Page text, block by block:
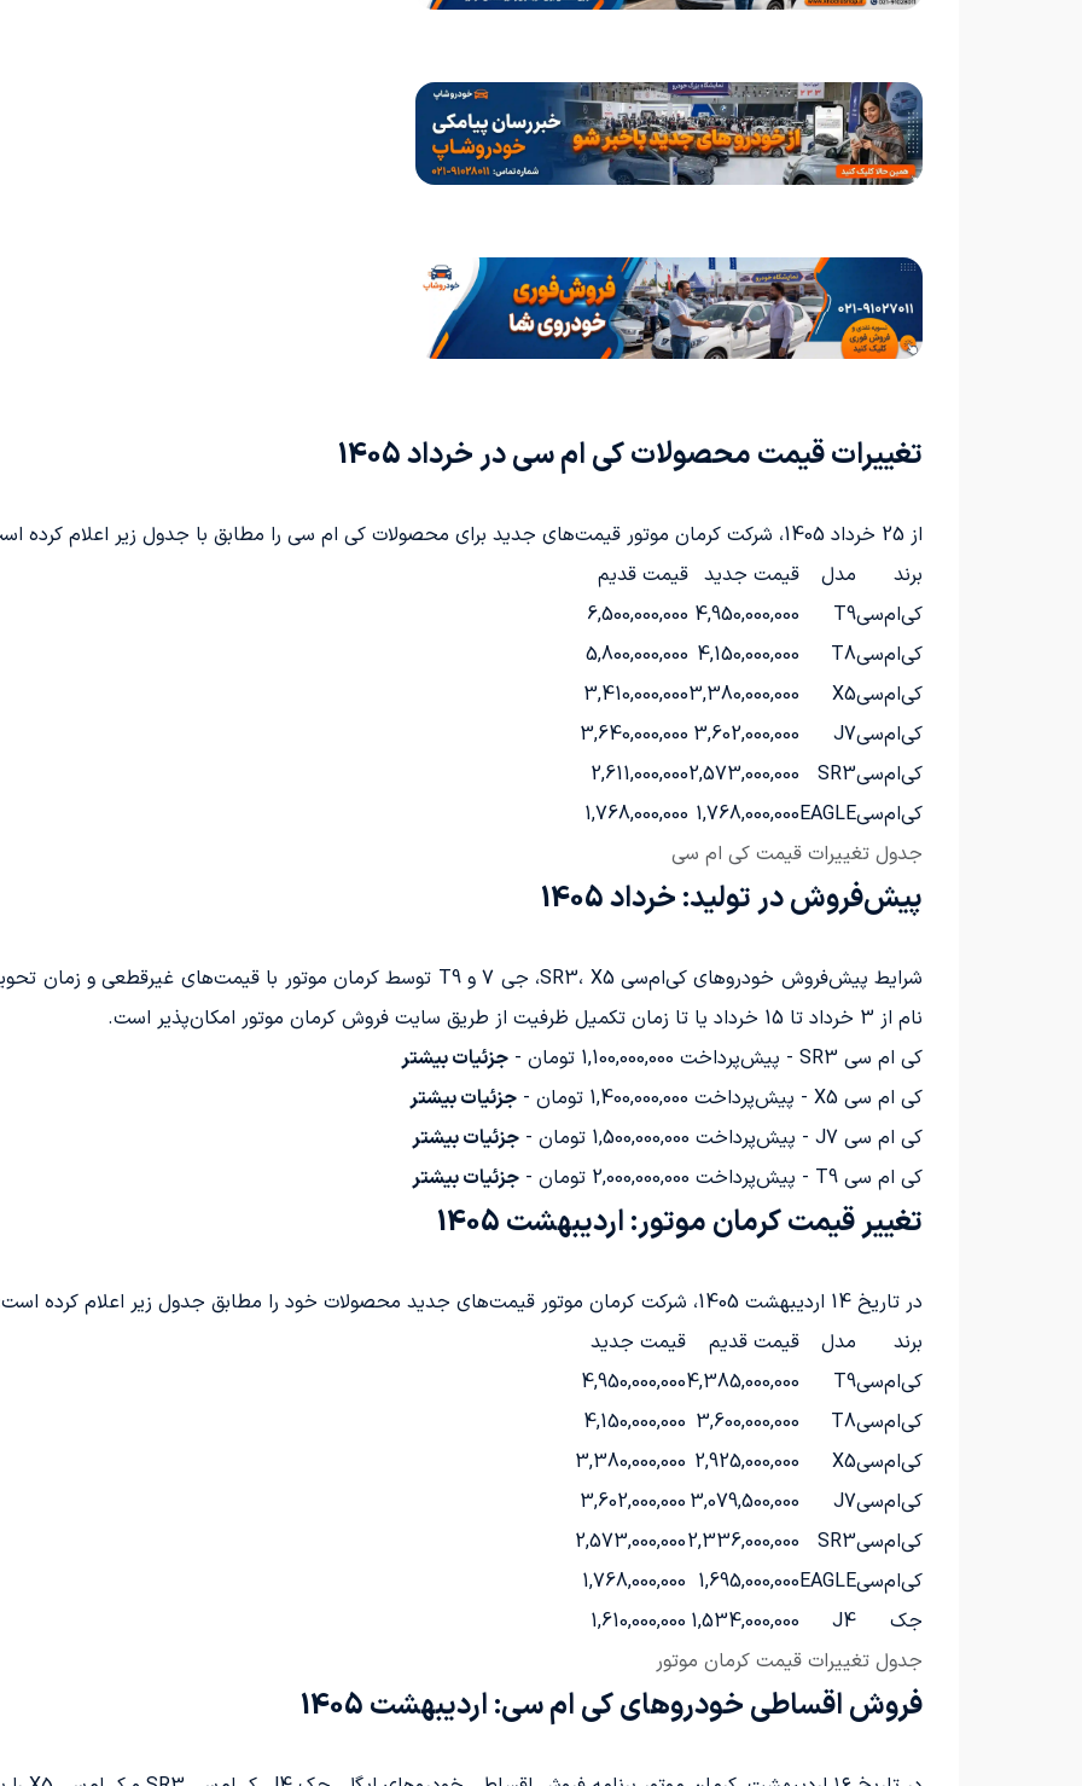
تغییرات قیمت محصولات کی ام سی در خرداد 1405
از 25 خرداد 1405، شرکت کرمان موتور قیمت‌های جدید برای محصولات کی ام سی را مطابق با جدول زیر اعلام کرده است:
جدول تغییرات قیمت کی ام سی
برند مدل قیمت جدید قیمت قدیم
کی‌ام‌سیT9
4,950,000,000
6,500,000,000
کی‌ام‌سیT8
4,150,000,000
5,800,000,000
کی‌ام‌سیX5
3,380,000,000
3,410,000,000
کی‌ام‌سیJ7
3,602,000,000
3,640,000,000
کی‌ام‌سیSR3
2,573,000,000
2,611,000,000
کی‌ام‌سیEAGLE
1,768,000,000
1,768,000,000
پیش‌فروش در تولید: خرداد 1405
شرایط پیش‌فروش خودروهای کی‌ام‌سی SR3، X5، جی 7 و T9 توسط کرمان موتور با قیمت‌های غیرقطعی و زمان تحویل بین خرداد تا آبان 1406 اعلام شده است.
نام از 3 خرداد تا 15 خرداد یا تا زمان تکمیل ظرفیت از طریق سایت فروش کرمان موتور امکان‌پذیر است.
کی ام سی SR3 - پیش‌پرداخت 1,100,000,000 تومان -
جزئیات بیشتر
کی ام سی X5 - پیش‌پرداخت 1,400,000,000 تومان -
جزئیات بیشتر
کی ام سی J7 - پیش‌پرداخت 1,500,000,000 تومان -
جزئیات بیشتر
کی ام سی T9 - پیش‌پرداخت 2,000,000,000 تومان -
جزئیات بیشتر
تغییر قیمت کرمان موتور: اردیبهشت 1405
در تاریخ 14 اردیبهشت 1405، شرکت کرمان موتور قیمت‌های جدید محصولات خود را مطابق جدول زیر اعلام کرده است:
جدول تغییرات قیمت کرمان موتور
برند مدل قیمت قدیم
قیمت جدید
کی‌ام‌سیT9
4,385,000,000
4,950,000,000
کی‌ام‌سیT8
3,600,000,000
4,150,000,000
کی‌ام‌سیX5
2,925,000,000
3,380,000,000
کی‌ام‌سیJ7
3,079,500,000
3,602,000,000
کی‌ام‌سیSR3
2,336,000,000
2,573,000,000
کی‌ام‌سیEAGLE
1,695,000,000
1,768,000,000
جک
J4
1,534,000,000
1,610,000,000
فروش اقساطی خودروهای کی ام سی: اردیبهشت 1405